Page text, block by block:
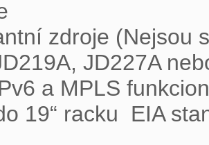
zdroje (Nejsou
JD227A
a MPLS
19“ racku  EIA